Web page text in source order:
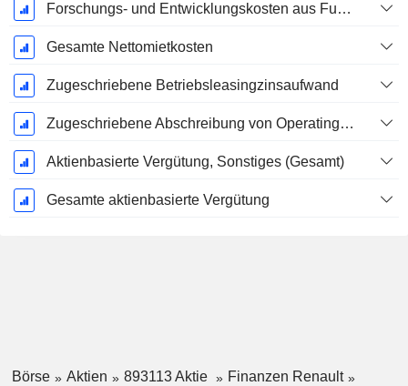
Forschungs- und Entwicklungskosten aus Fußnoten
Gesamte Nettomietkosten
Zugeschriebene Betriebsleasingzinsaufwand
Zugeschriebene Abschreibung von Operating-Leasingverträgen
Aktienbasierte Vergütung, Sonstiges (Gesamt)
Gesamte aktienbasierte Vergütung
Börse Aktien 893113 Aktie
Finanzen Renault